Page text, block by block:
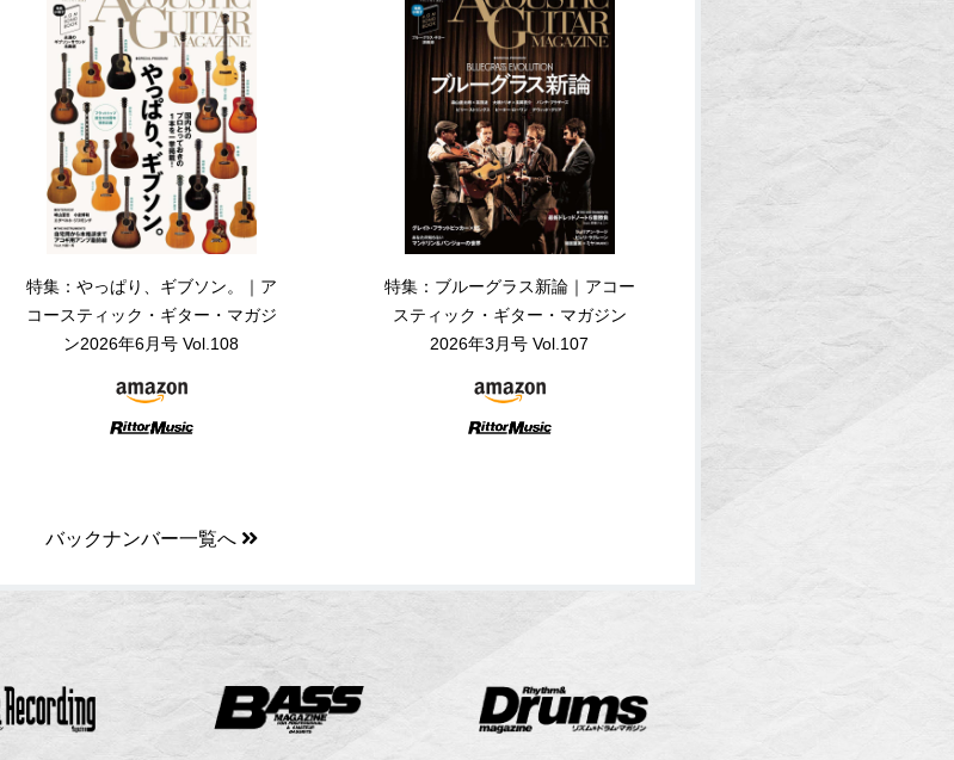
特集：やっぱり、ギブソン。｜ア
コースティック・ギター・マガジ
ン2026年6月号 Vol.108
特集：ブルーグラス新論｜アコー
スティック・ギター・マガジン
2026年3月号 Vol.107
バックナンバー一覧へ